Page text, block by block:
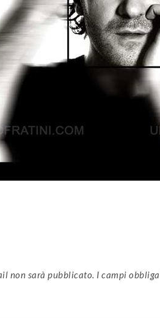
non sarà pubblicato. I campi